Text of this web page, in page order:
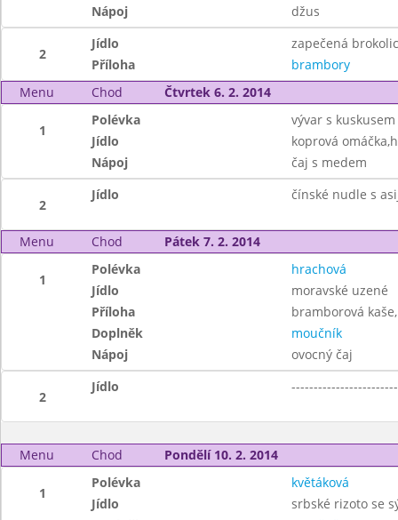
Nápoj
džus
2
Jídlo
zapečená
Příloha
brambory
Menu
Chod Čtvrtek 6. 2. 2014
1
Polévka
vývar s kuskusem
Jídlo
koprová
Nápoj
čaj s medem
2
Jídlo čínské nudle s
Menu Chod Pátek 7. 2. 2014
1
Polévka
hrachová
Jídlo
moravské uzené
Příloha
bramborová
Doplněk
moučník
Nápoj
ovocný čaj
2
Jídlo
Menu Chod Pondělí 10. 2. 2014
1
Polévka
květáková
Jídlo
srbské rizoto se